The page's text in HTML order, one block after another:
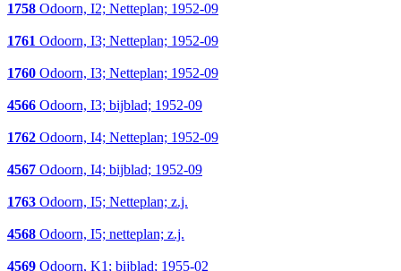
1758 Odoorn, I2; Netteplan; 1952-09
1761 Odoorn, I3; Netteplan; 1952-09
1760 Odoorn, I3; Netteplan; 1952-09
4566 Odoorn, I3; bijblad; 1952-09
1762 Odoorn, I4; Netteplan; 1952-09
4567 Odoorn, I4; bijblad; 1952-09
1763 Odoorn, I5; Netteplan; z.j.
4568 Odoorn, I5; netteplan; z.j.
4569 Odoorn, K1; bijblad; 1955-02